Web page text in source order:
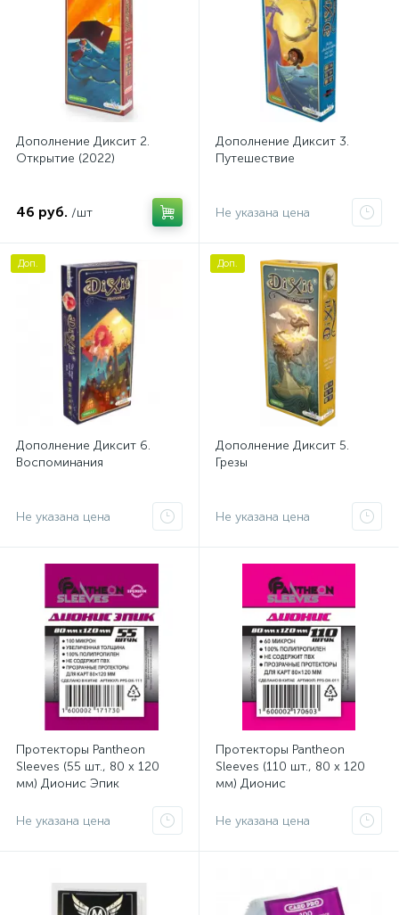
Дополнение Диксит 2.
Открытие (2022)
46 руб. /шт
Дополнение Диксит 3.
Путешествие
Не указана цена
Доп.
Дополнение Диксит 6.
Воспоминания
Не указана цена
Доп.
Дополнение Диксит 5.
Грезы
Не указана цена
Протекторы Pantheon
Sleeves (55 шт., 80 x 120
мм) Дионис Эпик
Не указана цена
Протекторы Pantheon
Sleeves (110 шт., 80 x 120
мм) Дионис
Не указана цена